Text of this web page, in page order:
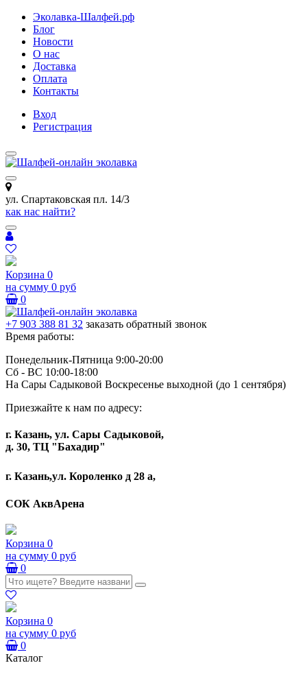
Эколавка-Шалфей.рф
Блог
Новости
О нас
Доставка
Оплата
Контакты
Вход
Регистрация
ул. Спартаковская пл. 14/3
как нас найти?
Корзина 0
на сумму 0 руб
0
+7 903 388 81 32 заказать обратный звонок
Время работы:
Понедельник-Пятница 9:00-20:00
Сб - ВС 10:00-18:00
На Сары Садыковой Воскресенье выходной (до 1 сентября)
Приезжайте к нам по адресу:
г. Казань, ул. Сары Садыковой,
д. 30, ТЦ "Бахадир"
г. Казань,ул. Короленко д 28 а,
СОК АквАрена
Корзина 0
на сумму 0 руб
0
Корзина 0
на сумму 0 руб
0
Каталог